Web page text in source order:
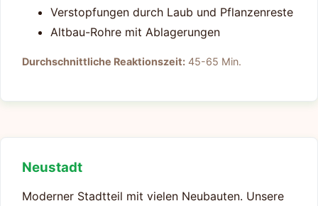
Verstopfungen durch Laub und Pflanzenreste
Altbau-Rohre mit Ablagerungen
Durchschnittliche Reaktionszeit: 45-65 Min.
Neustadt
Moderner Stadtteil mit vielen Neubauten. Unsere